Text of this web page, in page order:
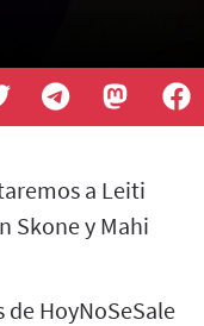
a Leiti
Skone y Mahi
HoyNoSeSale